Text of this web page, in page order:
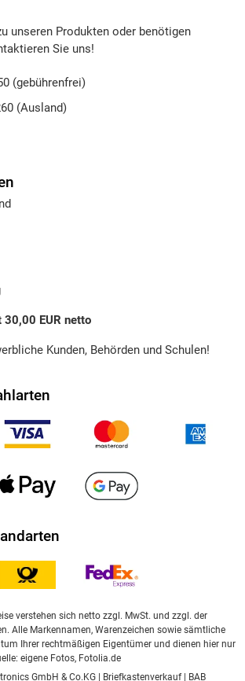
unseren Produkten oder benötigen
Sie uns!
(gebührenfrei)
(Ausland)
EUR netto
Kunden, Behörden und Schulen!
verstehen sich netto zzgl. MwSt. und zzgl. der
Alle Markennamen, Warenzeichen sowie sämtliche
Ihrer rechtmäßigen Eigentümer und dienen hier nur
eigene Fotos, Fotolia.de
GmbH & Co.KG |
Briefkastenverkauf| BAB